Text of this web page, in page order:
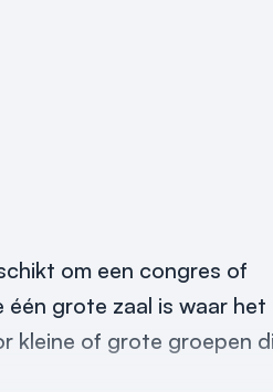
om een congres of
grote zaal is waar het
kleine of grote groepen